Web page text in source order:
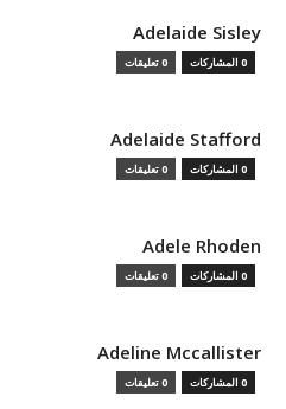
Adelaide Sisley
0 المشاركات 0 تعليقات
Adelaide Stafford
0 المشاركات 0 تعليقات
Adele Rhoden
0 المشاركات 0 تعليقات
Adeline Mccallister
0 المشاركات 0 تعليقات